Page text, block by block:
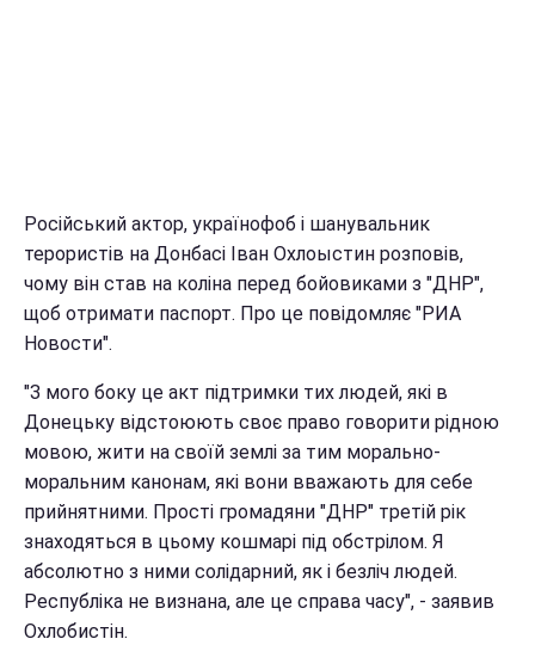
Російський актор, українофоб і шанувальник
терористів на Донбасі Іван Охлоыстин розповів,
чому він став на коліна перед бойовиками з "ДНР",
щоб отримати паспорт. Про це повідомляє "РИА
Новости".
"З мого боку це акт підтримки тих людей, які в
Донецьку відстоюють своє право говорити рідною
мовою, жити на своїй землі за тим морально-
моральним канонам, які вони вважають для себе
прийнятними. Прості громадяни "ДНР" третій рік
знаходяться в цьому кошмарі під обстрілом. Я
абсолютно з ними солідарний, як і безліч людей.
Республіка не визнана, але це справа часу", - заявив
Охлобистін.